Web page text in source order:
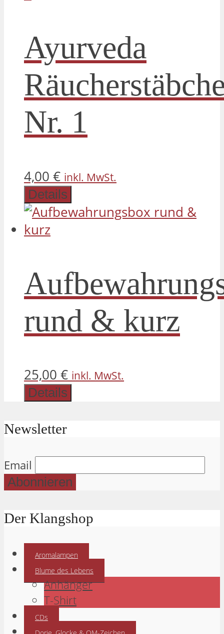
Ayurveda
Nr. 1
4,00 € inkl. MwSt.
Details
rund & kurz
25,00 € inkl. MwSt.
Details
Newsletter
Email
Der Klangshop
Aromalampen
Blume des Lebens
Anhänger
T-Shirt
CDs